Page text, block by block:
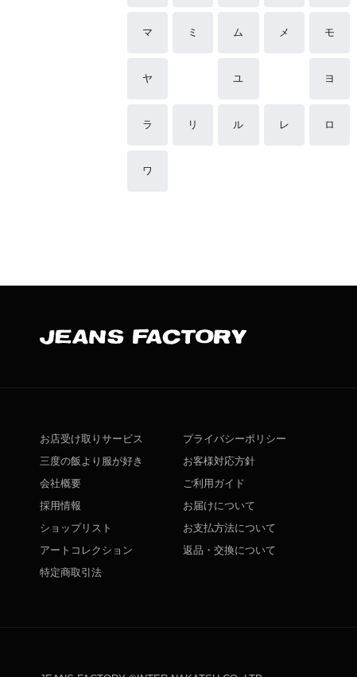
マ ミ ム メ モ
ヤ ユ ヨ
ラ リ ル レ ロ
ワ
お店受け取りサービス
三度の飯より服が好き
会社概要
採用情報
ショップリスト
アートコレクション
特定商取引法
プライバシーポリシー
お客様対応方針
ご利用ガイド
お届けについて
お支払方法について
返品・交換について